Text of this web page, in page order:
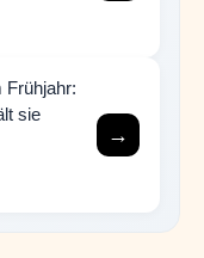
Frühjahr:
sie
→